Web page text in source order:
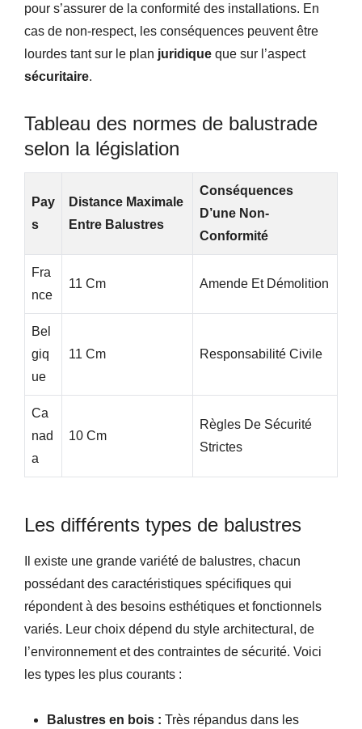
pour s’assurer de la conformité des installations. En
cas de non-respect, les conséquences peuvent être
lourdes tant sur le plan juridique que sur l’aspect
sécuritaire.
Tableau des normes de balustrade
selon la législation
Pay
S
Distance Maximale
Entre Balustres
Conséquences
D’une Non-
Conformité
Fra
Nce
11 Cm Amende Et Démolition
Bel
Giq
Ue
11 Cm Responsabilité Civile
Ca
Nad
A
10 Cm
Règles De Sécurité
Strictes
Les différents types de balustres
Il existe une grande variété de balustres, chacun
possédant des caractéristiques spécifiques qui
répondent à des besoins esthétiques et fonctionnels
variés. Leur choix dépend du style architectural, de
l’environnement et des contraintes de sécurité. Voici
les types les plus courants :
Balustres en bois : Très répandus dans les